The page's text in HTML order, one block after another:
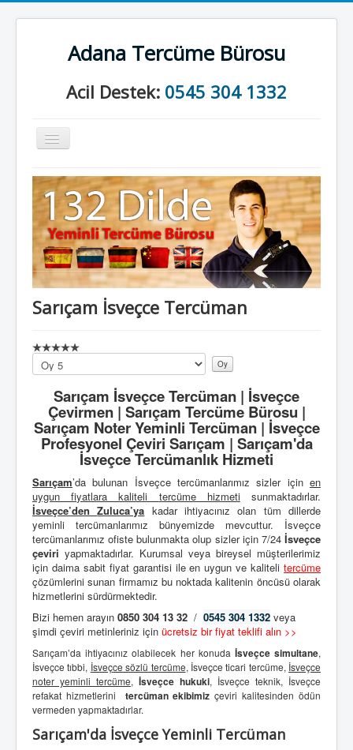
Adana Tercüme Bürosu
Acil Destek: 0545 304 1332
Gezinme
geçişini
Anasayfa
Kurumsal
Neler Yapıyoruz?
İletişim
Sarıçam İsveçce Tercüman
Lütfen
oylayın
Sarıçam İsveçce Tercüman | İsveçce
Çevirmen | Sarıçam Tercüme Bürosu |
Sarıçam Noter Yeminli Tercüman | İsveçce
Profesyonel Çeviri Sarıçam | Sarıçam'da
İsveçce Tercümanlık Hizmeti
Sarıçam’da bulunan İsveçce tercümanlarımız sizler için en
uygun fiyatlara kaliteli tercüme hizmetisunmaktadırlar.
İsveçce’den Zuluca’ya kadar ihtiyacınız olan tüm dillerde
yeminli tercümanlarımız bünyemizde mevcuttur. İsveçce
tercümanlarımız ofiste bulunmakta olup sizler için 7/24 İsveçce
çeviri yapmaktadırlar. Kurumsal veya bireysel müşterilerimiz
için daima sabit fiyat garantisi ile en uygun ve kaliteli tercüme
çözümlerini sunan firmamız bu noktada kalitenin öncüsü olarak
hizmetlerini sürdürmektedir.
Bizi hemen arayın 0850 304 13 32 / 0545 304 1332 veya
şimdi çeviri metinleriniz için ücretsiz bir fiyat teklifi alın >>
Sarıçam’da ihtiyacınız olabilecek her konuda İsveçce simultane,
İsveçce tıbbi, İsveçce sözlü tercüme, İsveçce ticari tercüme, İsveçce
noter yeminli tercüme, İsveçce hukuki, İsveçce teknik, İsveçce
refakat hizmetlerini
tercüman ekibimizçeviri kalitesinden ödün
vermeden yapmaktadırlar.
Sarıçam'da İsveçce Yeminli Tercüman